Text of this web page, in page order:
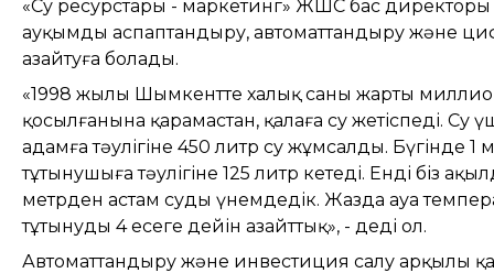
«Су ресурстары - маркетинг» ЖШС бас
ауқымды аспаптандыру, автоматтандыру және
азайтуға болады.
«1998 жылы Шымкентте халық саны жарты
қосылғанына қарамастан, қалаға су жетіспеді. Су
адамға тәулігіне 450 литр су жұмсалды. Бүгінде
тұтынушыға тәулігіне 125 литр кетеді. Енді біз
метрден астам суды үнемдедік. Жазда ауа
тұтынуды 4 есеге дейін азайттық», - деді ол.
Автоматтандыру және инвестиция салу арқылы